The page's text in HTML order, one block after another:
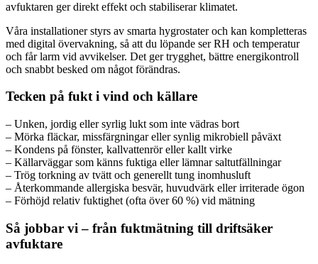
avfuktaren ger direkt effekt och stabiliserar klimatet.
Våra installationer styrs av smarta hygrostater och kan kompletteras
med digital övervakning, så att du löpande ser RH och temperatur
och får larm vid avvikelser. Det ger trygghet, bättre energikontroll
och snabbt besked om något förändras.
Tecken på fukt i vind och källare
– Unken, jordig eller syrlig lukt som inte vädras bort
– Mörka fläckar, missfärgningar eller synlig mikrobiell påväxt
– Kondens på fönster, kallvattenrör eller kallt virke
– Källarväggar som känns fuktiga eller lämnar saltutfällningar
– Trög torkning av tvätt och generellt tung inomhusluft
– Återkommande allergiska besvär, huvudvärk eller irriterade ögon
– Förhöjd relativ fuktighet (ofta över 60 %) vid mätning
Så jobbar vi – från fuktmätning till driftsäker
avfuktare